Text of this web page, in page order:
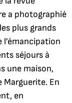
a photographié
plus grands
séjours à
une maison,
Marguerite. En
en